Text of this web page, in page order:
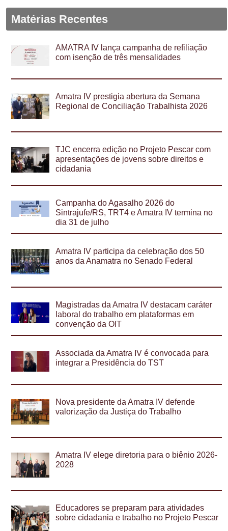
Matérias Recentes
AMATRA IV lança campanha de refiliação
com isenção de três mensalidades
Amatra IV prestigia abertura da Semana
Regional de Conciliação Trabalhista 2026
TJC encerra edição no Projeto Pescar com
apresentações de jovens sobre direitos e
cidadania
Campanha do Agasalho 2026 do
Sintrajufe/RS, TRT4 e Amatra IV termina no
dia 31 de julho
Amatra IV participa da celebração dos 50
anos da Anamatra no Senado Federal
Magistradas da Amatra IV destacam caráter
laboral do trabalho em plataformas em
convenção da OIT
Associada da Amatra IV é convocada para
integrar a Presidência do TST
Nova presidente da Amatra IV defende
valorização da Justiça do Trabalho
Amatra IV elege diretoria para o biênio 2026-
2028
Educadores se preparam para atividades
sobre cidadania e trabalho no Projeto Pescar